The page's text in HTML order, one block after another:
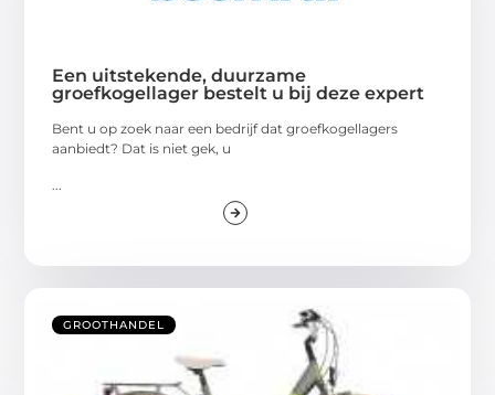
Een uitstekende, duurzame
groefkogellager bestelt u bij deze expert
Bent u op zoek naar een bedrijf dat groefkogellagers
aanbiedt? Dat is niet gek, u
GROOTHANDEL